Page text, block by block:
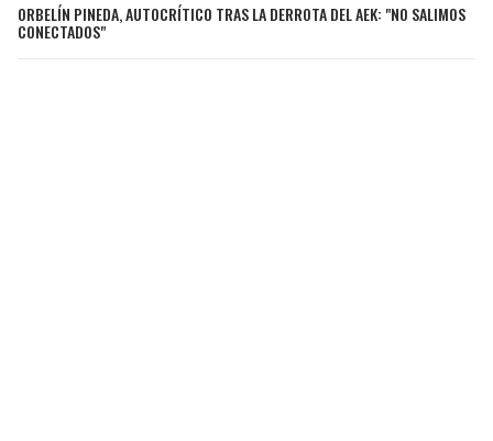
ORBELÍN PINEDA, AUTOCRÍTICO TRAS LA DERROTA DEL AEK: "NO SALIMOS
CONECTADOS"